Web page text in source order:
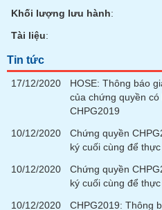
Khối lượng lưu hành:
Tài liệu:
Tin tức
17/12/2020
HOSE: Thông báo
của chứng quyền
CHPG2019
10/12/2020
Chứng quyền
ký cuối cùng để
10/12/2020
Chứng quyền
ký cuối cùng để
10/12/2020
CHPG2019: Thông
Dịch
(-)